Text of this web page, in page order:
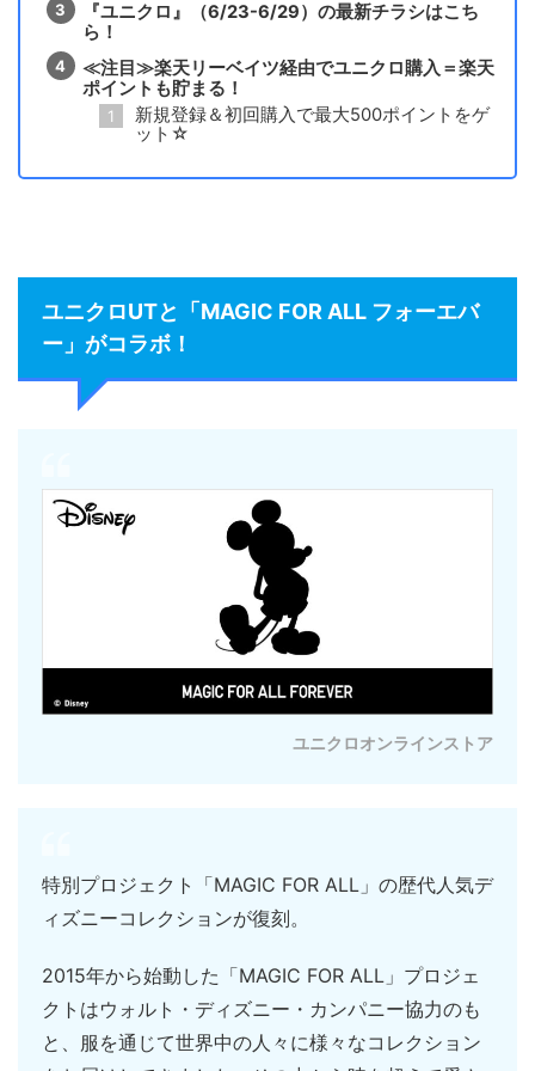
『ユニクロ』（6/23-6/29）の最新チラシはこち
ら！
≪注目≫楽天リーベイツ経由でユニクロ購入＝楽天
ポイントも貯まる！
新規登録＆初回購入で最大500ポイントをゲ
ット☆
ユニクロUTと「MAGIC FOR ALL フォーエバ
ー」がコラボ！
ユニクロオンラインストア
特別プロジェクト「MAGIC FOR ALL」の歴代人気デ
ィズニーコレクションが復刻。
2015年から始動した「MAGIC FOR ALL」プロジェ
クトはウォルト・ディズニー・カンパニー協力のも
と、服を通じて世界中の人々に様々なコレクション